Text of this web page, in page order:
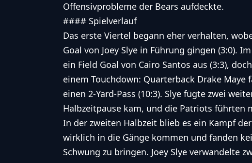
Offensivprobleme der Bears aufdeckte.
#### Spielverlauf
Das erste Viertel begann eher verhalten,
Goal von Joey Slye in Führung gingen (3:0).
ein Field Goal von Cairo Santos aus (3:3),
einem Touchdown: Quarterback Drake Maye
einen 2-Yard-Pass (10:3). Slye fügte zwei
Halbzeitpause kam, und die Patriots führten
In der zweiten Halbzeit blieb es ein Kampf
wirklich in die Gänge kommen und fanden
Schwung zu bringen. Joey Slye verwandelte